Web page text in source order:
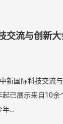
交流与创新大
新国际科技交流
已展示来自10
...